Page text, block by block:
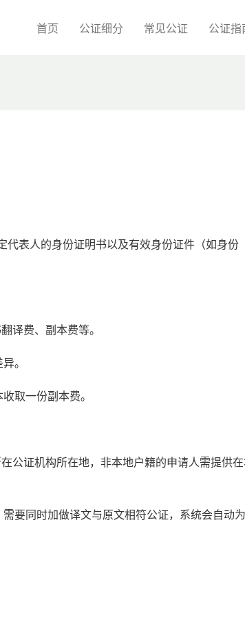
首页 公证细分 常见公证 公证指
表人的身份证明书以及有效身份证件（如身份
译费、副本费等。
。
取一份副本费。
公证机构所在地，非本地户籍的申请人需提供
要同时加做译文与原文相符公证，系统会自动